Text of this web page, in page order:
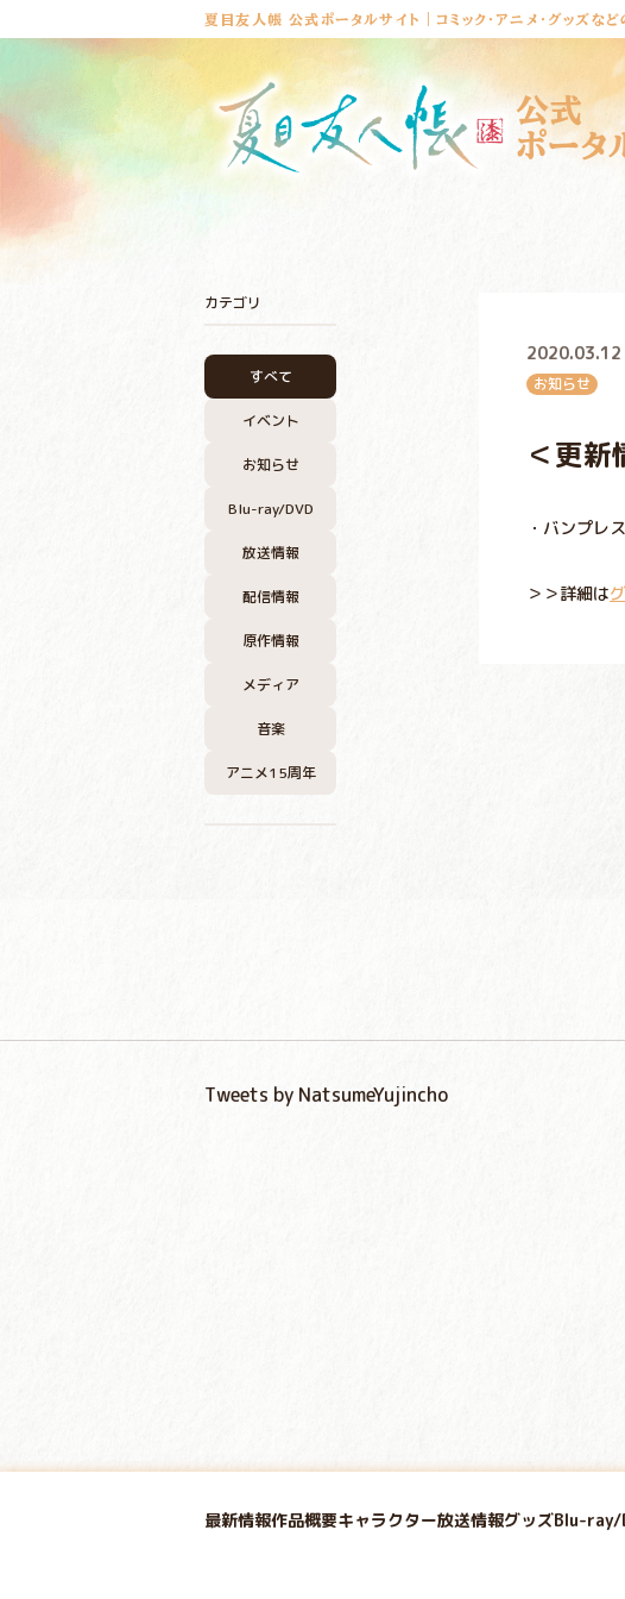
夏目友人帳 公式ポータルサイト｜コミック・アニメ・グッズな
公式
ポータ
カテゴリ
すべて
イベント
お知らせ
Blu-ray/DVD
放送情報
配信情報
原作情報
メディア
音楽
アニメ15周年
2020.03.12
お知らせ
＜更新
・バンプレ
＞＞詳細は
Tweets by NatsumeYujincho
最新情報作品概要キャラクター放送情報グッズBlu-ray/